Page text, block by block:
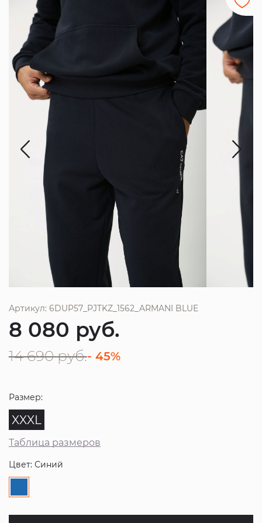
Артикул: 6DUP57_PJTKZ_1562_ARMANI BLUE
8 080 руб.
14 690 руб.- 45%
Размер:
XXXL
Таблица размеров
Цвет: Синий